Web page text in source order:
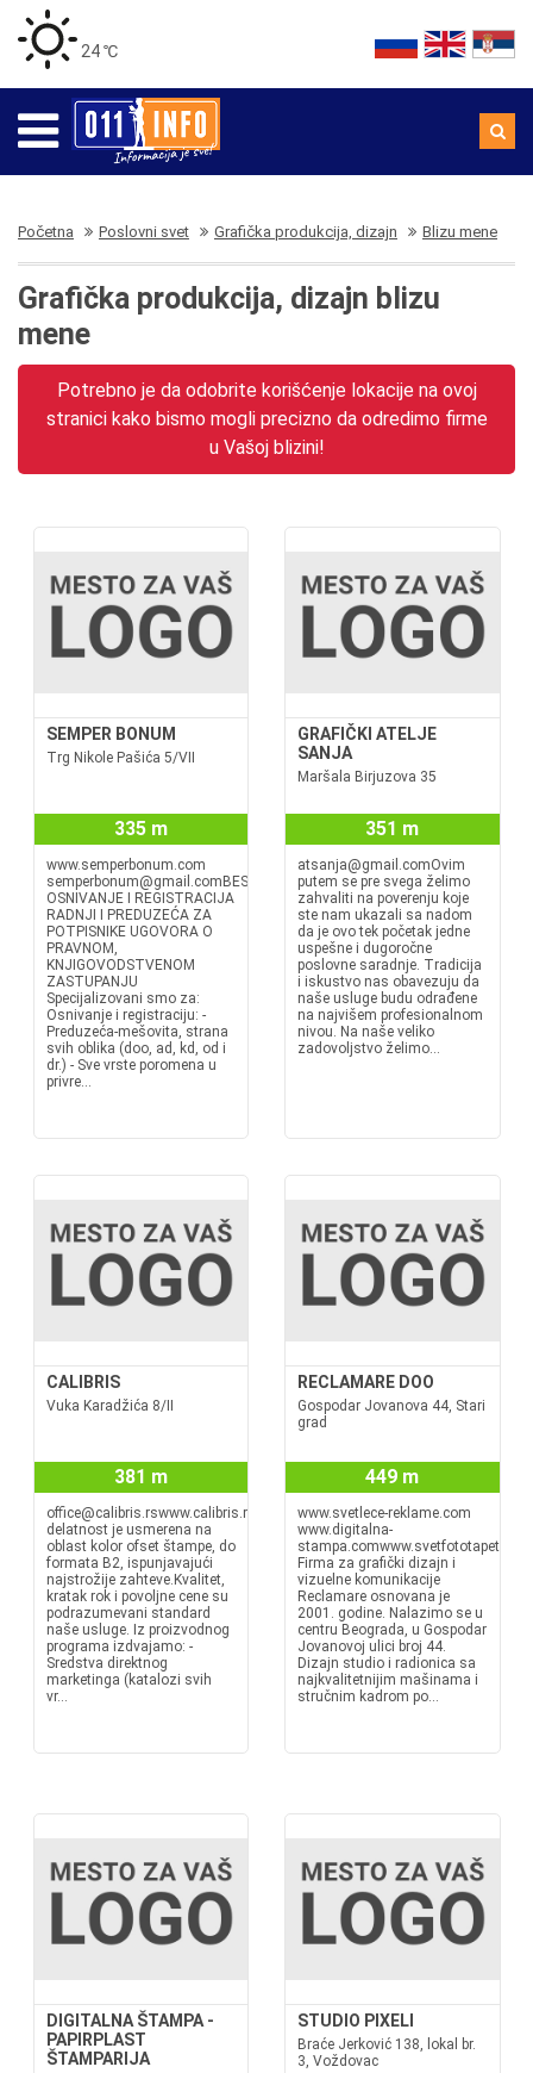
24 ℃
Početna Poslovni svet Grafička produkcija, dizajn Blizu mene
Grafička produkcija, dizajn blizu
mene
Potrebno je da odobrite korišćenje lokacije na ovoj
stranici kako bismo mogli precizno da odredimo firme
u Vašoj blizini!
SEMPER BONUM
Trg Nikole Pašića 5/VII
335 m
www.semperbonum.com
semperbonum@gmail.comBESPLATNO
OSNIVANJE I REGISTRACIJA
RADNJI I PREDUZEĆA ZA
POTPISNIKE UGOVORA O
PRAVNOM,
KNJIGOVODSTVENOM
ZASTUPANJU
Specijalizovani smo za:
Osnivanje i registraciju: -
Preduzeća-mešovita, strana
svih oblika (doo, ad, kd, od i
dr.) - Sve vrste poromena u
privre...
GRAFIČKI ATELJE
SANJA
Maršala Birjuzova 35
351 m
atsanja@gmail.comOvim
putem se pre svega želimo
zahvaliti na poverenju koje
ste nam ukazali sa nadom
da je ovo tek početak jedne
uspešne i dugoročne
poslovne saradnje. Tradicija
i iskustvo nas obavezuju da
naše usluge budu odrađene
na najvišem profesionalnom
nivou. Na naše veliko
zadovoljstvo želimo...
CALIBRIS
Vuka Karadžića 8/II
381 m
office@calibris.rswww.calibris.rsNaša
delatnost je usmerena na
oblast kolor ofset štampe, do
formata B2, ispunjavajući
najstrožije zahteve.Kvalitet,
kratak rok i povoljne cene su
podrazumevani standard
naše usluge. Iz proizvodnog
programa izdvajamo: -
Sredstva direktnog
marketinga (katalozi svih
vr...
RECLAMARE DOO
Gospodar Jovanova 44, Stari
grad
449 m
www.svetlece-reklame.com
www.digitalna-
Firma za grafički dizajn i
vizuelne komunikacije
Reclamare osnovana je
2001. godine. Nalazimo se u
centru Beograda, u Gospodar
Jovanovoj ulici broj 44.
Dizajn studio i radionica sa
najkvalitetnijim mašinama i
stručnim kadrom po...
DIGITALNA ŠTAMPA -
PAPIRPLAST
ŠTAMPARIJA
STUDIO PIXELI
Braće Jerković 138, lokal br.
3, Voždovac